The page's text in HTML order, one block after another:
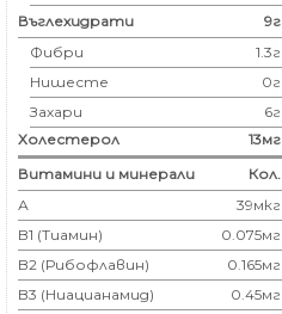
Въглехидрати
9г
Фибри
1.3г
Нишесте
0г
Захари
6г
Холестерол
13мг
Витамини и минерали
Кол.
А
39мкг
B1 (Тиамин)
0.075мг
B2 (Рибофлавин)
0.165мг
B3 (Ниацианамид)
0.45мг